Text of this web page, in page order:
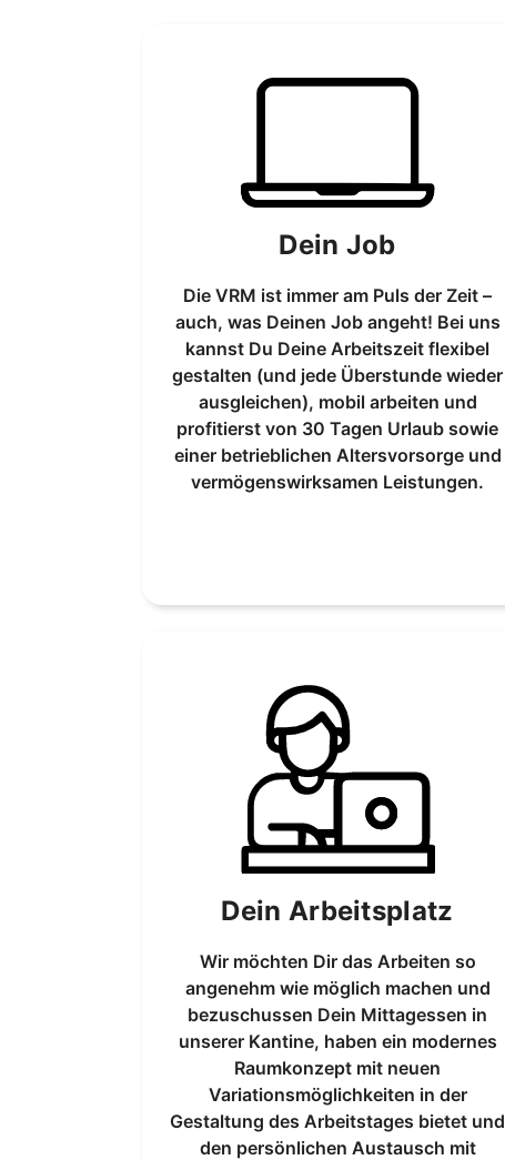
Dein Job
Die VRM ist immer am Puls der Zeit –
auch, was Deinen Job angeht! Bei uns
kannst Du Deine Arbeitszeit flexibel
gestalten (und jede Überstunde wieder
ausgleichen), mobil arbeiten und
profitierst von 30 Tagen Urlaub sowie
einer betrieblichen Altersvorsorge und
vermögenswirksamen Leistungen.
Dein Arbeitsplatz
Wir möchten Dir das Arbeiten so
angenehm wie möglich machen und
bezuschussen Dein Mittagessen in
unserer Kantine, haben ein modernes
Raumkonzept mit neuen
Variationsmöglichkeiten in der
Gestaltung des Arbeitstages bietet und
den persönlichen Austausch mit